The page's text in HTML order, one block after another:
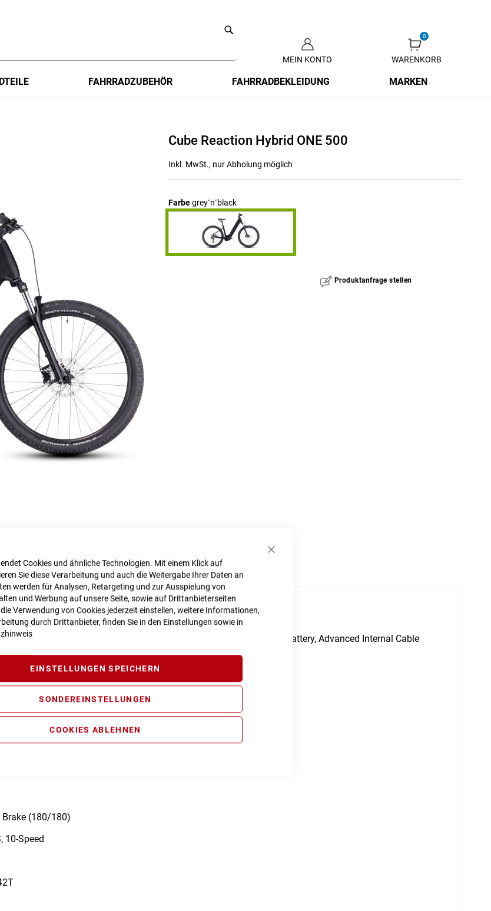
Schließen
Cookies und ähnliche Technologien. Mit einem Klick auf
Sie diese Verarbeitung und auch die Weitergabe Ihrer Daten an
werden für Analysen, Retargeting und zur Ausspielung von
und Werbung auf unsere Seite, sowie auf Drittanbieterseiten
Verwendung von Cookies jederzeit einstellen, weitere Informationen,
durch Drittanbieter, finden Sie in den Einstellungen sowie in
EINSTELLUNGEN SPEICHERN
SONDEREINSTELLUNGEN
COOKIES ABLEHNEN
Inhalt
MEIN KONTO WARENKORB
FAHRRADZUBEHÖR FAHRRADBEKLEIDUNG MARKEN
Cube Reaction Hybrid ONE 500
Inkl. MwSt., nur Abholung möglich
Farbegrey´n´black
Produktanfrage stellen
Agile Ride Geometry, 1.5 Headtube, Boost 148, Fully Integrated Battery, Advanced Internal Cable
Mounting Points
Generation 4 (85Nm) Cruise (250Watt), Smart System
Brake (180/180)
10-Speed